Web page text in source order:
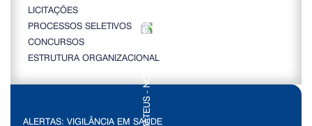
LICITAÇÕES
PROCESSOS SELETIVOS
CONCURSOS
ESTRUTURA ORGANIZACIONAL
ALERTAS: VIGILÂNCIA EM SAÚDE